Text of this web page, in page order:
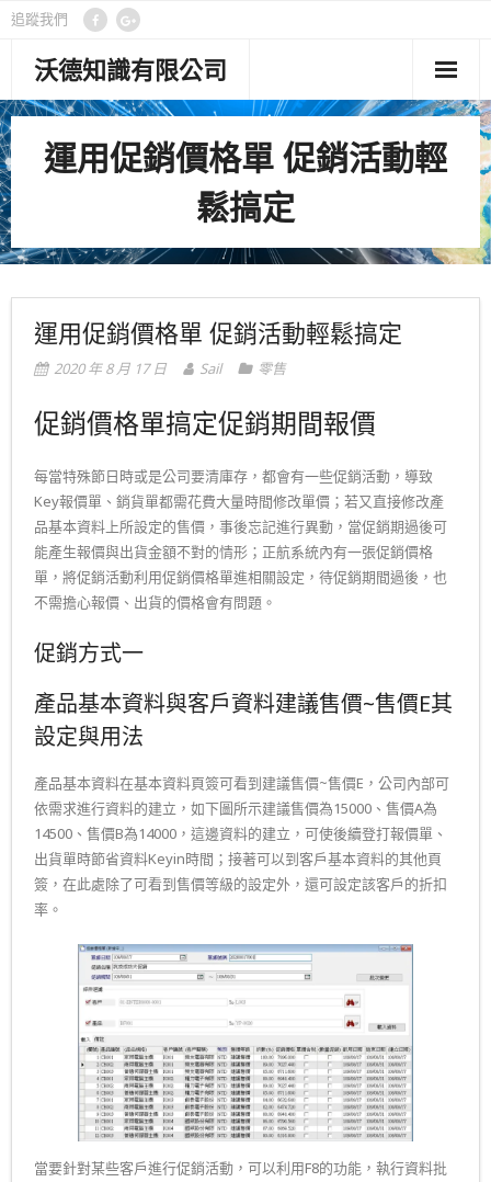
追蹤我們
沃德知識有限公司
首頁
管理功能
顧問專欄
聯絡我們
隱私權政策
運用促銷價格單 促銷活動輕
鬆搞定
運用促銷價格單 促銷活動輕鬆搞定
2020 年 8 月 17 日 Sail 零售
促銷價格單搞定促銷期間報價
每當特殊節日時或是公司要清庫存，都會有一些促銷活動，導致
Key報價單、銷貨單都需花費大量時間修改單價；若又直接修改產
品基本資料上所設定的售價，事後忘記進行異動，當促銷期過後可
能產生報價與出貨金額不對的情形；正航系統內有一張促銷價格
單，將促銷活動利用促銷價格單進相關設定，待促銷期間過後，也
不需擔心報價、出貨的價格會有問題。
促銷方式一
產品基本資料與客戶資料建議售價~售價E其
設定與用法
產品基本資料在基本資料頁簽可看到建議售價~售價E，公司內部可
依需求進行資料的建立，如下圖所示建議售價為15000、售價A為
14500、售價B為14000，這邊資料的建立，可使後續登打報價單、
出貨單時節省資料Keyin時間；接著可以到客戶基本資料的其他頁
簽，在此處除了可看到售價等級的設定外，還可設定該客戶的折扣
率。
當要針對某些客戶進行促銷活動，可以利用F8的功能，執行資料批